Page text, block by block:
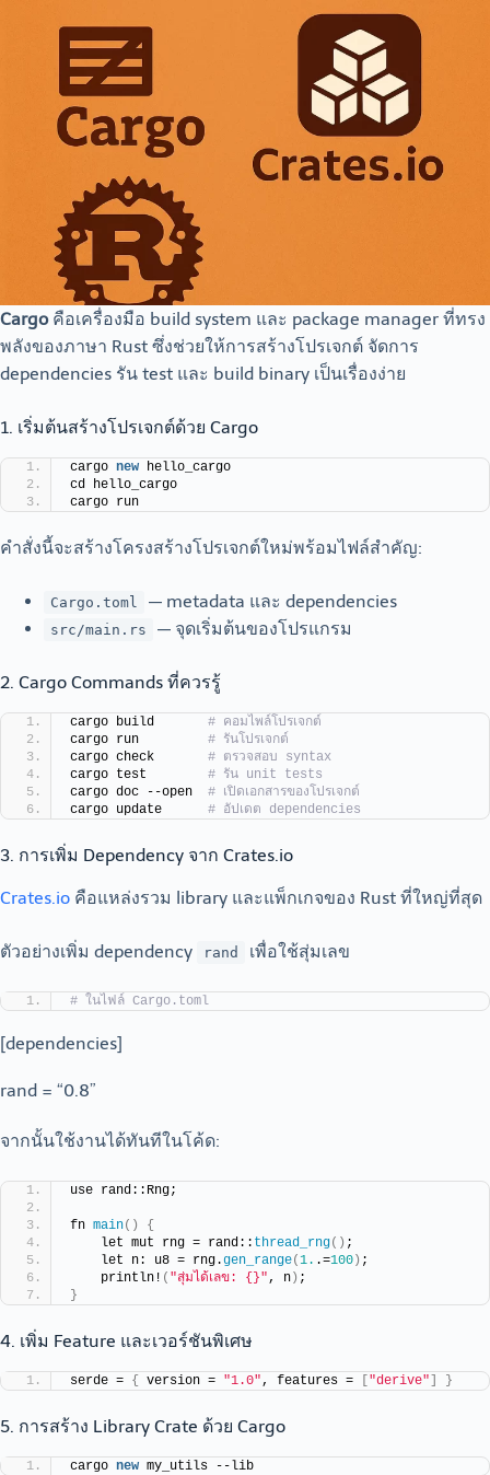
Cargoคือเครื่องมือ build system และ package manager ที่ทรง
พลังของภาษา Rust ซึ่งช่วยให้การสร้างโปรเจกต์ จัดการ
dependencies รัน test และ build binary เป็นเรื่องง่าย
1. เริ่มต้นสร้างโปรเจกต์ด้วย Cargo
cargo new hello_cargo
cd hello_cargo
cargo run
คำสั่งนี้จะสร้างโครงสร้างโปรเจกต์ใหม่พร้อมไฟล์สำคัญ:
Cargo.toml — metadata และ dependencies
src/main.rs — จุดเริ่มต้นของโปรแกรม
2. Cargo Commands ที่ควรรู้
cargo build # คอมไพล์โปรเจกต์
cargo run # รันโปรเจกต์
cargo check # ตรวจสอบ syntax
cargo test # รัน unit tests
cargo doc --open # เปิดเอกสารของโปรเจกต์
cargo update # อัปเดต dependencies
3. การเพิ่ม Dependency จาก Crates.io
Crates.io คือแหล่งรวม library และแพ็กเกจของ Rust ที่ใหญ่ที่สุด
ตัวอย่างเพิ่ม dependency rand เพื่อใช้สุ่มเลข
# ในไฟล์ Cargo.toml
[dependencies]
rand = “0.8”
จากนั้นใช้งานได้ทันทีในโค้ด:
use rand::Rng;
fn main()
{
    let mut rng = rand::
thread_rng() ;
    let n: u8 = rng.
gen_range(1. .=100 ) ;
    println!
( "สุ่มได้เลข: {}", n ) ;
}
4. เพิ่ม Feature และเวอร์ชันพิเศษ
serde = { version = "1.0", features = "derive" }
5. การสร้าง Library Crate ด้วย Cargo
cargo new my_utils --lib